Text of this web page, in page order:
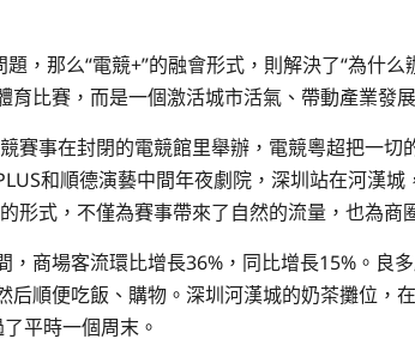
，那么“電競+”的融會形式，則解決了“為什
育比賽，而是一個激活城市活氣、帶動產業發
賽事在封閉的電競館里舉辦，電競粵超把一切
和順德演藝中間年夜劇院，深圳站在河漢城
形式，不僅為賽事帶來了自然的流量，也為商
商場客流環比增長36%，同比增長15%。良
后順便吃飯、購物。深圳河漢城的奶茶攤位，
平時一個周末。